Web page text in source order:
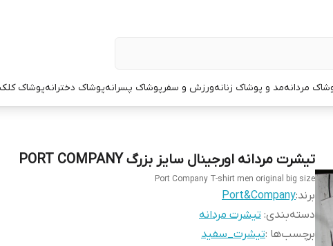
مردانهمد و پوشاک زنانهورزش و سفرپوشاک پسرانهپوشاک دخترانهپوشاک
تیشرت مردانه اورجینال سایز بزرگ PORT COMPANY
Port Company T-shirt men original big size
برند:Port&Company
دسته‌بندی: تیشرت مردانه
برچسب‌ها :تیشرت_سفید